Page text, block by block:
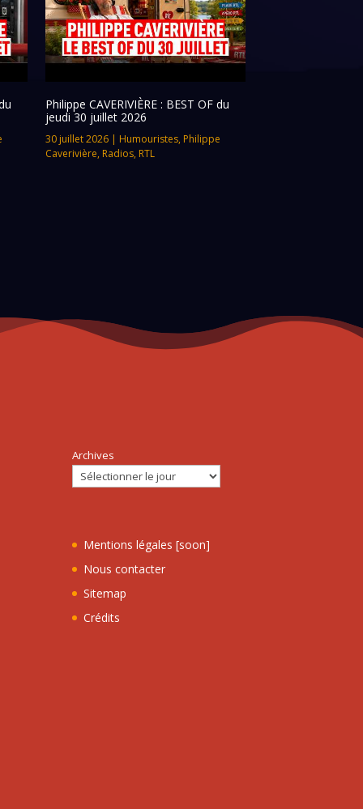
Philippe CAVERIVIÈRE : BEST OF du
jeudi 30 juillet 2026
30 juillet 2026| Humouristes, Philippe
Caverivière, Radios, RTL
Archives
Mentions légales [soon]
Nous contacter
Sitemap
Crédits